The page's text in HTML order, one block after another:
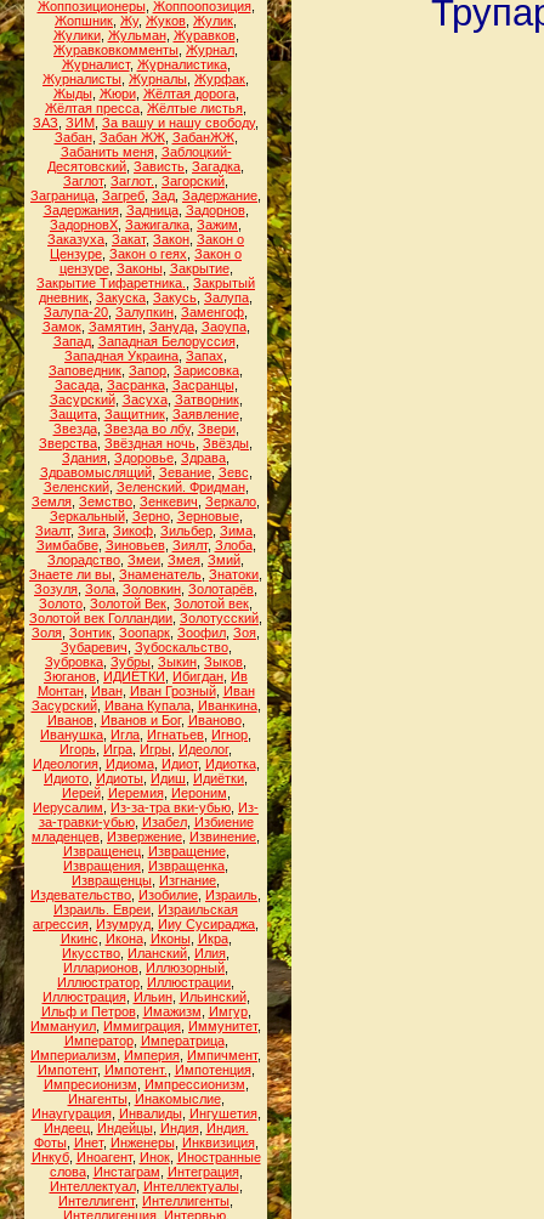
Жоппозиционеры, Жоппоопозиция,
Жопшник Жу, Жуков Жулик
Жулики, Жульман, Журавков,
Журавковкомменты Журнал
Журналист, Журналистика,
Журналисты Журналы Журфак
Жыды, Жюри, Жёлтая дорога,
Жёлтая пресса Жёлтые листья
ЗАЗ ЗИМ За вашу и нашу свободу,
Забан, Забан ЖЖ, ЗабанЖЖ,
Забанить меня, Заблоцкий-
Десятовский Зависть Загадка
Заглот, Заглот. Загорский
Заграница Загреб Зад Задержание
Задержания, Задница, Задорнов,
ЗадорновХ Зажигалка Зажим
Заказуха Закат, Закон Закон о
Цензуре Закон о геях Закон о
цензуре, Законы, Закрытие,
Закрытие Тифаретника.
Закрытый
дневник Закуска Закусь Залупа
Залупа-20 Залупкин Заменгоф
Замок, Замятин, Зануда, Заоупа,
Запад, Западная Белоруссия,
Западная Украина Запах
Заповедник Запор Зарисовка
Засада, Засранка, Засранцы,
Засурский, Засуха, Затворник,
Защита, Защитник, Заявление,
Звезда, Звезда во лбу, Звери,
Зверства Звёздная ночь Звёзды
Здания Здоровье Здрава
Здравомыслящий, Зевание, Зевс
Зеленский, Зеленский. Фридман,
Земля Земство Зенкевич Зеркало
Зеркальный, Зерно, Зерновые,
Зиалт, Зига Зикоф Зильбер Зима
Зимбабве, Зиновьев, Зиялт, Злоба,
Злорадство Змеи Змея Змий
Знаете ли вы Знаменатель Знатоки
Зозуля Зола Золовкин Золотарёв
Золото Золотой Век Золотой век
Золотой век Голландии Золотусский
Золя Зонтик Зоопарк Зоофил Зоя
Зубаревич Зубоскальство,
Зубровка Зубры Зыкин Зыков
Зюганов ИДИЁТКИ Ибигдан Ив
Монтан, Иван, Иван Грозный, Иван
Засурский, Ивана Купала, Иванкина,
Иванов, Иванов и Бог, Иваново,
Иванушка Игла Игнатьев Игнор
Игорь Игра Игры Идеолог,
Идеология, Идиома, Идиот, Идиотка,
Идиото Идиоты Идиш Идиётки
Иерей, Иеремия, Иероним
Иерусалим
Из-за-тра вки-убью Из-
за-травки-убью, Изабел, Избиение
младенцев Извержение Извинение
Извращенец, Извращение,
Извращения Извращенка
Извращенцы Изгнание
Издевательство Изобилие Израиль
Израиль. Евреи Израильская
агрессия Изумруд Ииу Сусираджа
Икинс
Икона, Иконы, Икра,
Икусство Иланский Илия
Илларионов Иллюзорный
Иллюстратор Иллюстрации
Иллюстрация, Ильин, Ильинский,
Ильф и Петров, Имажизм Имгур,
Иммануил Иммиграция Иммунитет,
Император, Императрица,
Империализм
Империя Импичмент,
Импотент, Импотент. Импотенция,
Импресионизм
Импрессионизм
Инагенты, Инакомыслие,
Инаугурация, Инвалиды, Ингушетия,
Индеец, Индейцы, Индия, Индия.
Фоты, Инет, Инженеры, Инквизиция,
Инкуб, Иноагент, Инок, Иностранные
слова, Инстаграм Интеграция,
Интеллектуал, Интеллектуалы,
Интеллигент, Интеллигенты
Интеллигенция, Интервью,